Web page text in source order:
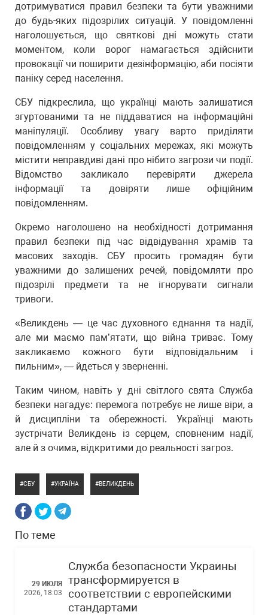
дотримуватися правил безпеки та бути уважними
до будь-яких підозрілих ситуацій. У повідомленні
наголошується, що святкові дні можуть стати
моментом, коли ворог намагається здійснити
провокації чи поширити дезінформацію, аби посіяти
паніку серед населення.
СБУ підкреслила, що українці мають залишатися
згуртованими та не піддаватися на інформаційні
маніпуляції. Особливу увагу варто приділяти
повідомленням у соціальних мережах, які можуть
містити неправдиві дані про нібито загрози чи події.
Відомство закликало перевіряти джерела
інформації та довіряти лише офіційним
повідомленням.
Окремо наголошено на необхідності дотримання
правил безпеки під час відвідування храмів та
масових заходів. СБУ просить громадян бути
уважними до залишених речей, повідомляти про
підозрілі предмети та не ігнорувати сигнали
тривоги.
«Великдень — це час духовного єднання та надії,
але ми маємо пам’ятати, що війна триває. Тому
закликаємо кожного бути відповідальним і
пильним», — йдеться у зверненні.
Таким чином, навіть у дні світлого свята Служба
безпеки нагадує: перемога потребує не лише віри, а
й дисципліни та обережності. Українці мають
зустрічати Великдень із серцем, сповненим надії,
але й з очима, відкритими до реальності загроз.
СБУ УКРАЇНА ВЕЛИКДЕНЬ
По теме
29 ИЮЛЯ
2026, 18:03
Служба безопасности Украины
трансформируется в
соответствии с европейскими
стандартами